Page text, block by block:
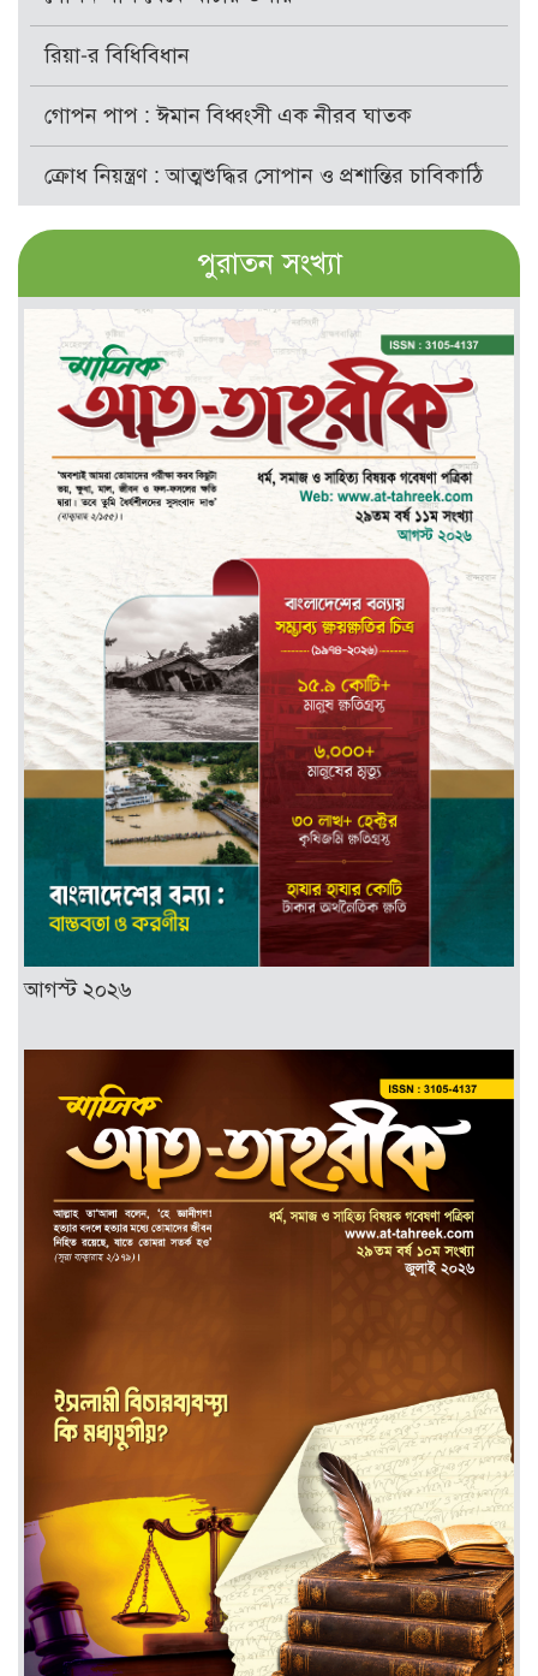
রিয়া-র বিধিবিধান
গোপন পাপ : ঈমান বিধ্বংসী এক নীরব ঘাতক
ক্রোধ নিয়ন্ত্রণ : আত্মশুদ্ধির সোপান ও প্রশান্তির চাবিকাঠি
পুরাতন সংখ্যা
আগস্ট ২০২৬